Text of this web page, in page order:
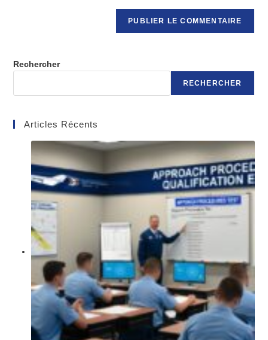
Rechercher
RECHERCHER
Articles Récents